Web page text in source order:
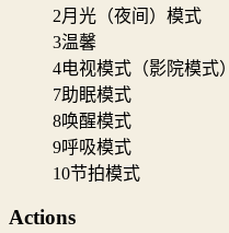
2月光（夜间）模式
3温馨
4电视模式（影院模式）
7助眠模式
8唤醒模式
9呼吸模式
10节拍模式
Actions